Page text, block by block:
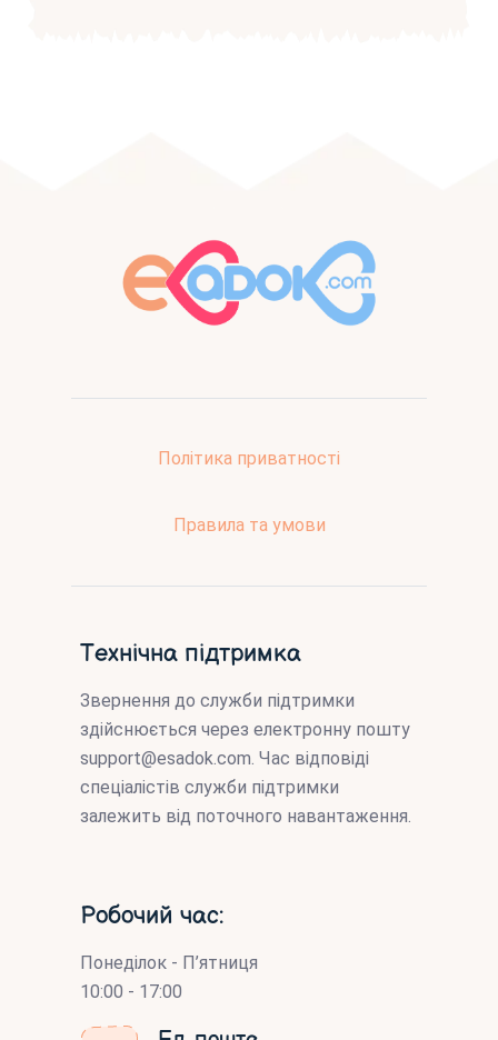
Політика приватності
Правила та умови
Технічна підтримка
Звернення до служби підтримки
здійснюється через електронну пошту
support@esadok.com. Час відповіді
спеціалістів служби підтримки
залежить від поточного навантаження.
Робочий час:
Понеділок - П’ятниця
10:00 - 17:00